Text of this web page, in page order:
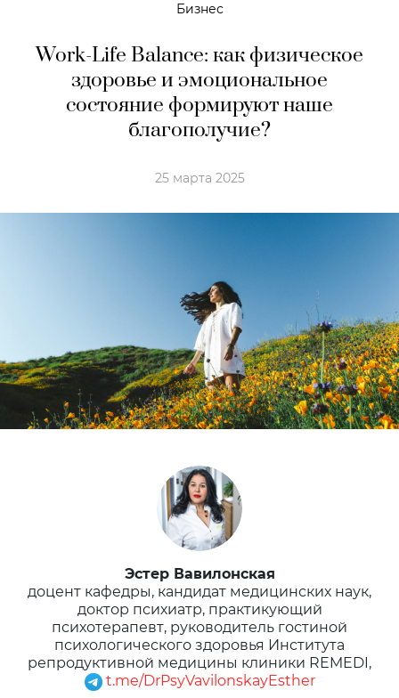
Бизнес
Work-Life Balance: как физическое
здоровье и эмоциональное
состояние формируют наше
благополучие?
25 марта 2025
Эстер Вавилонская
доцент кафедры, кандидат медицинских наук,
доктор психиатр, практикующий
психотерапевт, руководитель гостиной
психологического здоровья Института
репродуктивной медицины клиники REMEDI,
t.me/DrPsyVavilonskayEsther